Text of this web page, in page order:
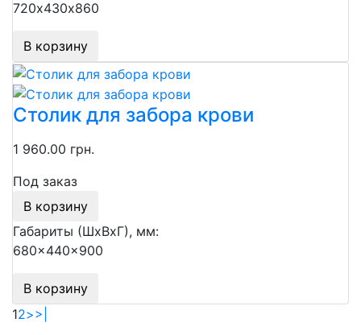
720х430х860
В корзину
Столик для забора крови
1 960.00 грн.
Под заказ
В корзину
Габариты (ШхВхГ), мм:
680x440x900
В корзину
12>>|